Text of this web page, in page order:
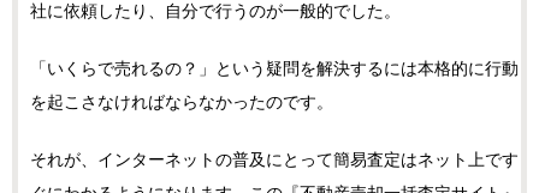
社に依頼したり、自分で行うのが一般的でした。
「いくらで売れるの？」という疑問を解決するには本格的に行動
を起こさなければならなかったのです。
それが、インターネットの普及にとって簡易査定はネット上です